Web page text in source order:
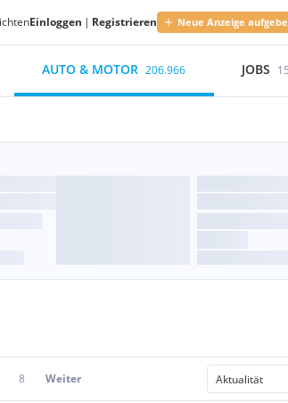
Einloggen | Registrieren Neue Anzeige
AUTO & MOTOR 206.966 JOBS
8 Weiter